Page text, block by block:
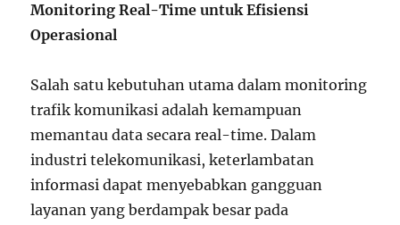
Monitoring Real-Time untuk Efisiensi
Operasional
Salah satu kebutuhan utama dalam monitoring
trafik komunikasi adalah kemampuan
memantau data secara real-time. Dalam
industri telekomunikasi, keterlambatan
informasi dapat menyebabkan gangguan
layanan yang berdampak besar pada